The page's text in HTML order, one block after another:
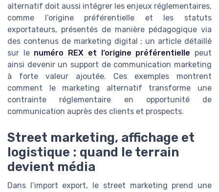
alternatif doit aussi intégrer les enjeux réglementaires,
comme l’origine préférentielle et les statuts
exportateurs, présentés de manière pédagogique via
des contenus de marketing digital ; un article détaillé
sur le numéro REX et l’origine préférentielle peut
ainsi devenir un support de communication marketing
à forte valeur ajoutée. Ces exemples montrent
comment le marketing alternatif transforme une
contrainte réglementaire en opportunité de
communication auprès des clients et prospects.
Street marketing, affichage et
logistique : quand le terrain
devient média
Dans l’import export, le street marketing prend une